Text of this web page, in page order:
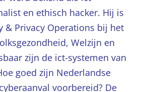
en ethisch hacker. Hij is
& Privacy Operations bij het
Welzijn en
zijn de ict-systemen van
goed zijn Nederlandse
voorbereid? De